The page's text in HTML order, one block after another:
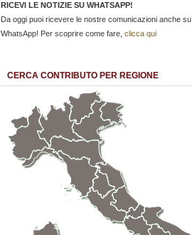
RICEVI LE NOTIZIE SU WHATSAPP!
Da oggi puoi ricevere le nostre comunicazioni anche su
WhatsApp! Per scoprire come fare, clicca qui
CERCA CONTRIBUTO PER REGIONE
Abruzzo
Emilia Romagna
Friuli
Venezia
Giulia
Lombardia
Marche
Molise
Piemonte
Trentino
Adige
Umbria
Valle
d'Aosta